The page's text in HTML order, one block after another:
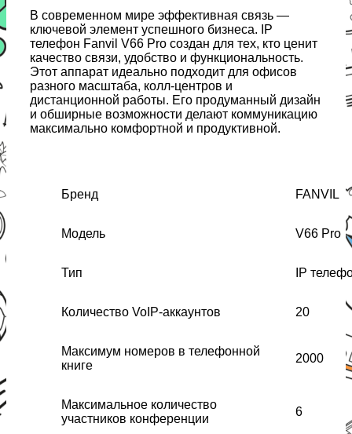
В современном мире эффективная связь —
ключевой элемент успешного бизнеса. IP
телефон Fanvil V66 Pro создан для тех, кто ценит
качество связи, удобство и функциональность.
Этот аппарат идеально подходит для офисов
разного масштаба, колл-центров и
дистанционной работы. Его продуманный дизайн
и обширные возможности делают коммуникацию
максимально комфортной и продуктивной.
Бренд FANVIL
Модель V66 Pro
Тип IP
Количество VoIP-аккаунтов 20
Максимум номеров в телефонной
книге
2000
Максимальное количество
участников конференции
6